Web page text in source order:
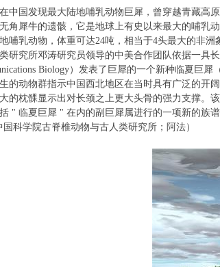
中国 发现最大陆地哺乳动物 巨犀，曾穿越青藏高
角犀牛的遗骸，它是地球上有史以来最大的哺乳
哺乳动物，体重可达24吨，相当于4头最大的非
研究所邓涛研究员领导的中美合作团队依据一具
Biology）发表了巨犀的一个新种临夏巨
的动物群指示中国西北地区在当时具有广泛的开
的枕髁显示出对长颈之上更大头骨的强力支撑。
" 临夏巨犀 " 在内的副巨犀属进行的一项新的族
国科学院古脊椎动物与古人类研究所；阿法）